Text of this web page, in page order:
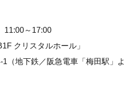
11:00～17:00
クリスタルホール」
（地下鉄／阪急電車「梅田駅」よ